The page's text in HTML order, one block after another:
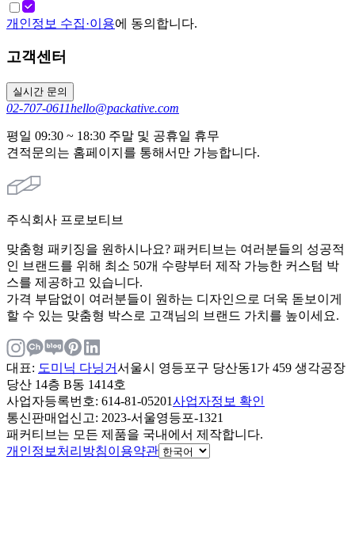
개인정보 수집·이용에 동의합니다.
고객센터
실시간 문의
02-707-0611hello@packative.com
평일 09:30 ~ 18:30 주말 및 공휴일 휴무
견적문의는 홈페이지를 통해서만 가능합니다.
주식회사 프로보티브
맞춤형 패키징을 원하시나요? 패커티브는 여러분들의 성공적
인 브랜드를 위해 최소 50개 수량부터 제작 가능한 커스텀 박
스를 제공하고 있습니다.
가격 부담없이 여러분들이 원하는 디자인으로 더욱 돋보이게
할 수 있는 맞춤형 박스로 고객님의 브랜드 가치를 높이세요.
대표: 도미닉 다닝거서울시 영등포구 당산동1가 459 생각공장
당산 14층 B동 1414호
사업자등록번호: 614-81-05201사업자정보 확인
통신판매업신고: 2023-서울영등포-1321
패커티브는 모든 제품을 국내에서 제작합니다.
개인정보처리방침이용약관